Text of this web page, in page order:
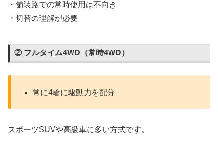
・舗装路での常時使用は不向き
・切替の理解が必要
② フルタイム4WD（常時4WD）
常に4輪に駆動力を配分
スポーツSUVや高級車に多い方式です。